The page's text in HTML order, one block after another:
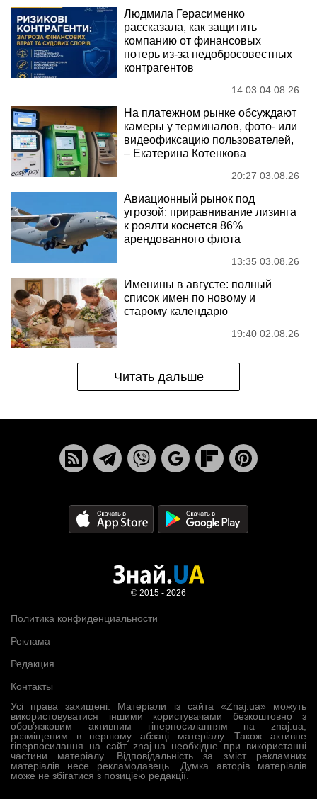
Людмила Герасименко
рассказала, как защитить
компанию от финансовых
потерь из-за недобросовестных
контрагентов
14:03 04.08.26
На платежном рынке обсуждают
камеры у терминалов, фото- или
видеофиксацию пользователей,
– Екатерина Котенкова
20:27 03.08.26
Авиационный рынок под
угрозой: приравнивание лизинга
к роялти коснется 86%
арендованного флота
13:35 03.08.26
Именины в августе: полный
список имен по новому и
старому календарю
19:40 02.08.26
Читать дальше
Усі права захищені. Матеріали із сайта «Znaj.ua» можуть
використовуватися іншими користувачами безкоштовно з
обов’язковим активним гіперпосиланням на znaj.ua,
розміщеним в першому абзаці матеріалу. Також активне
гіперпосилання на сайт znaj.ua необхідне при використанні
частини матеріалу. Відповідальність за зміст рекламних
матеріалів несе рекламодавець. Думка авторів матеріалів
може не збігатися з позицією редакції.
Политика конфиденциальности
Реклама
Редакция
Контакты
© 2015 - 2026